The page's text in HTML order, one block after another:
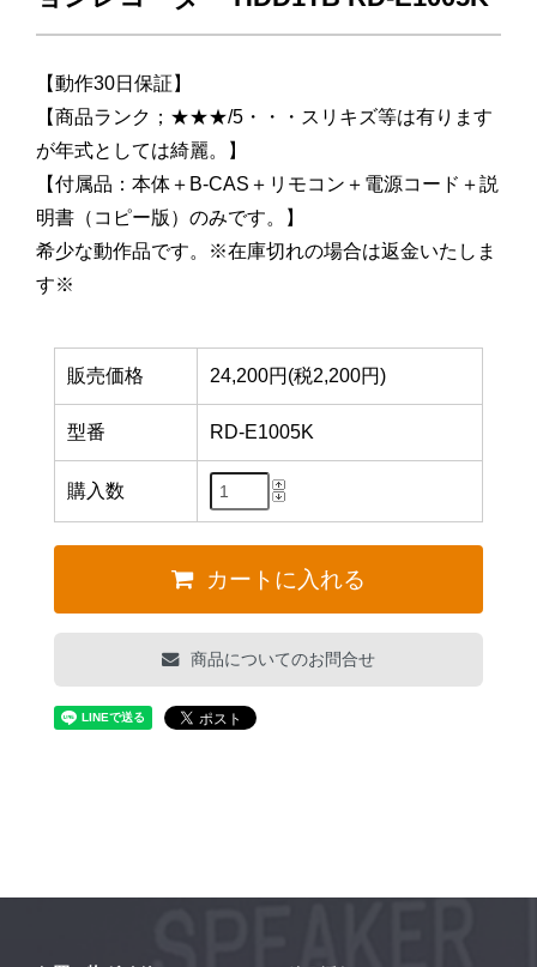
【動作30日保証】
【商品ランク；★★★/5・・・スリキズ等は有ります
が年式としては綺麗。】
【付属品：本体＋B-CAS＋リモコン＋電源コード＋説
明書（コピー版）のみです。】
希少な動作品です。※在庫切れの場合は返金いたしま
す※
販売価格 24,200円(税2,200円)
型番 RD-E1005K
購入数
カートに入れる
商品についてのお問合せ